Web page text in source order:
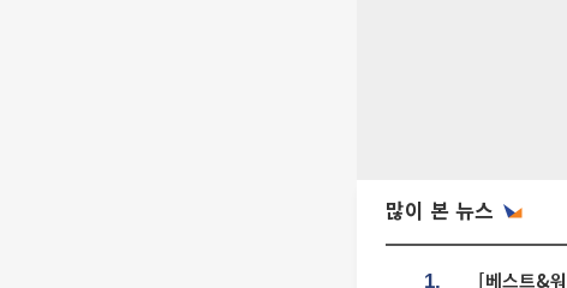
많이 본 뉴스
1. [베스트&